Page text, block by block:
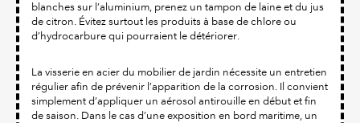
blanches sur l’aluminium, prenez un tampon de laine et du jus
de citron. Évitez surtout les produits à base de chlore ou
d’hydrocarbure qui pourraient le détériorer.
La visserie en acier du mobilier de jardin nécessite un entretien
régulier afin de prévenir l’apparition de la corrosion. Il convient
simplement d’appliquer un aérosol antirouille en début et fin
de saison. Dans le cas d’une exposition en bord maritime, un